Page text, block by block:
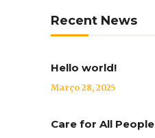
Recent News
Hello world!
Março 28, 2025
Care for All People